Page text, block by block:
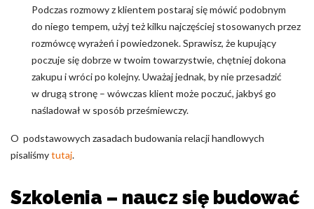
Podczas rozmowy z klientem postaraj się mówić podobnym
do niego tempem, użyj też kilku najczęściej stosowanych przez
rozmówcę wyrażeń i powiedzonek. Sprawisz, że kupujący
poczuje się dobrze w twoim towarzystwie, chętniej dokona
zakupu i wróci po kolejny. Uważaj jednak, by nie przesadzić
w drugą stronę – wówczas klient może poczuć, jakbyś go
naśladował w sposób prześmiewczy.
O podstawowych zasadach budowania relacji handlowych
pisaliśmytutaj.
Szkolenia – naucz się budować